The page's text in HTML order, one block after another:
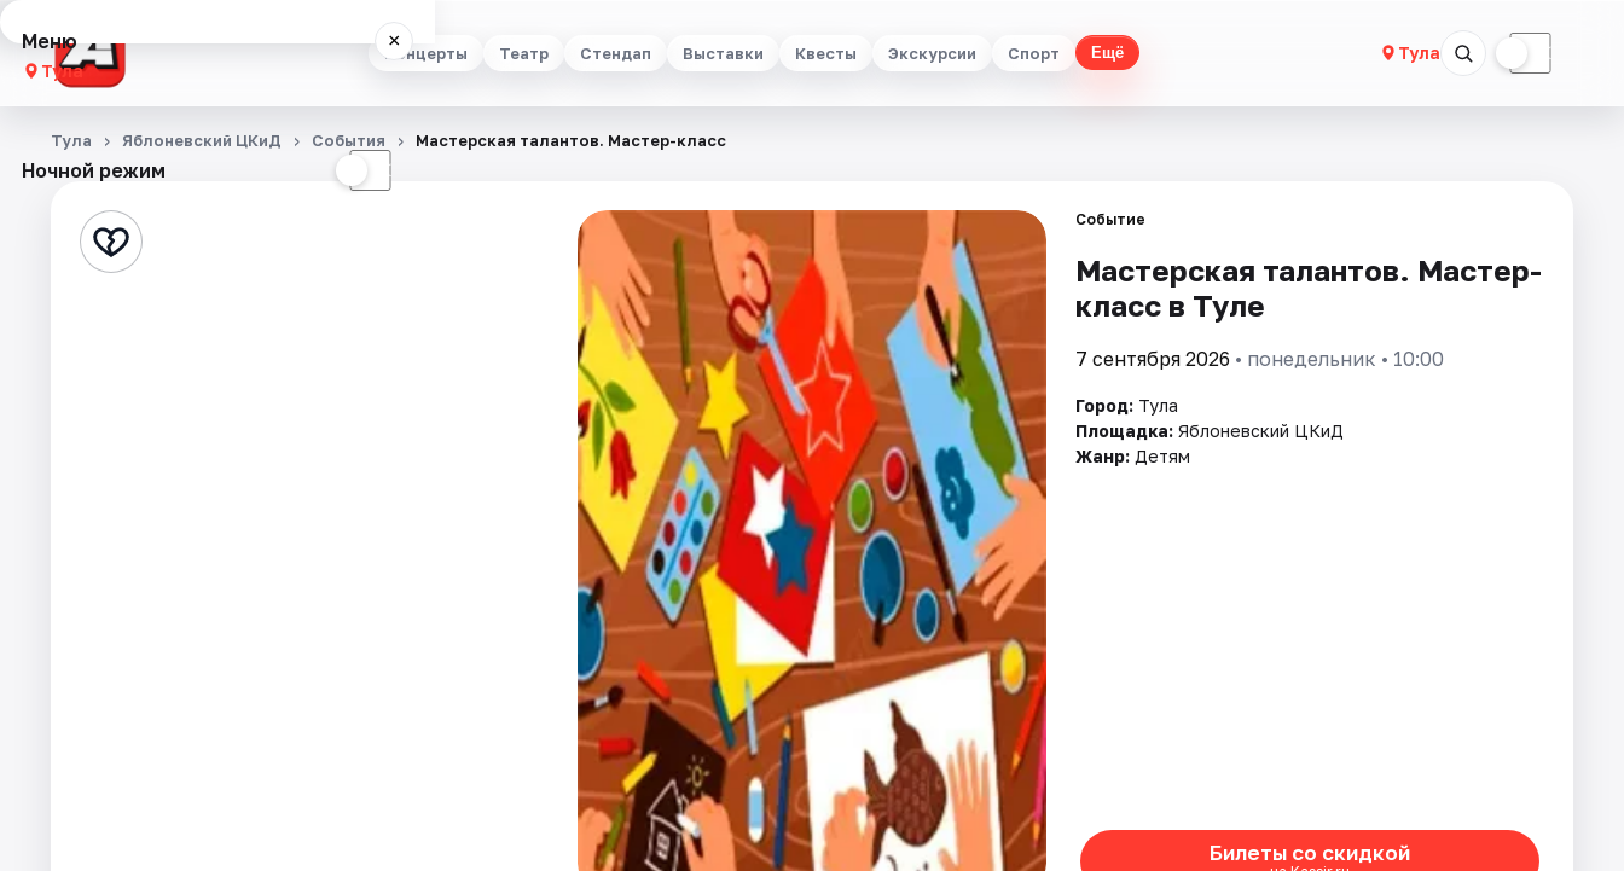
Концерты Театр Стендап Выставки Квесты Экскурсии Спорт Ещё Тула ☾
Меню ×
Тула
Концерты
Стендап
Ночной режим ☾
Тула Яблоневский ЦКиД События Мастерская талантов. Мастер-класс
Событие
Мастерская талантов. Мастер-
класс в Туле
7 сентября 2026 • понедельник • 10:00
Город: Тула
Площадка: Яблоневский ЦКиД
Жанр: Детям
Билеты со скидкой